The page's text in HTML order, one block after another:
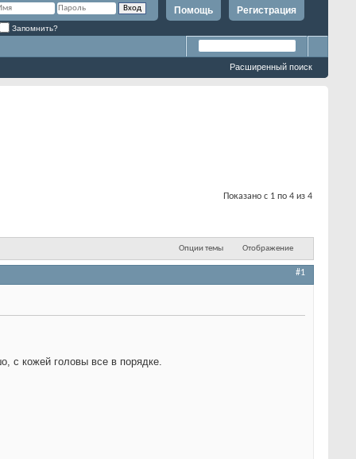
Регистрация
Помощь
Запомнить?
Расширенный поиск
Показано с 1 по 4 из 4
Опции темы Отображение
#1
с кожей головы все в порядке.